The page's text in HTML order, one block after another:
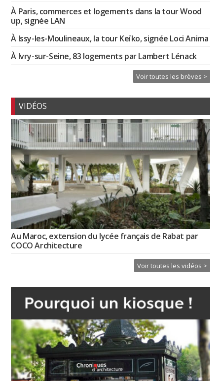
À Paris, commerces et logements dans la tour Wood
up, signée LAN
À Issy-les-Moulineaux, la tour Keïko, signée Loci Anima
À Ivry-sur-Seine, 83 logements par Lambert Lénack
Voir toutes les brèves >
VIDÉOS
Au Maroc, extension du lycée français de Rabat par
COCO Architecture
Voir toutes les vidéos >